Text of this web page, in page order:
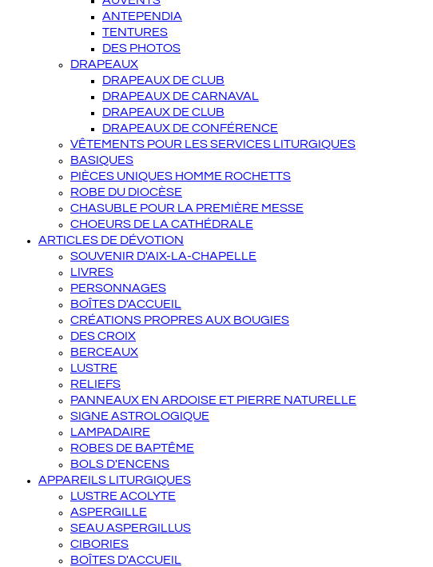
ANTEPENDIA
TENTURES
DES PHOTOS
DRAPEAUX
DRAPEAUX DE CLUB
DRAPEAUX DE CARNAVAL
DRAPEAUX DE CLUB
DRAPEAUX DE CONFÉRENCE
VÊTEMENTS POUR LES SERVICES LITURGIQUES
BASIQUES
PIÈCES UNIQUES HOMME ROCHETTS
ROBE DU DIOCÈSE
CHASUBLE POUR LA PREMIÈRE MESSE
CHOEURS DE LA CATHÉDRALE
ARTICLES DE DÉVOTION
SOUVENIR D'AIX-LA-CHAPELLE
LIVRES
PERSONNAGES
BOÎTES D'ACCUEIL
CRÉATIONS PROPRES AUX BOUGIES
DES CROIX
BERCEAUX
LUSTRE
RELIEFS
PANNEAUX EN ARDOISE ET PIERRE NATURELLE
SIGNE ASTROLOGIQUE
LAMPADAIRE
ROBES DE BAPTÊME
BOLS D'ENCENS
APPAREILS LITURGIQUES
LUSTRE ACOLYTE
ASPERGILLE
SEAU ASPERGILLUS
CIBORIES
BOÎTES D'ACCUEIL